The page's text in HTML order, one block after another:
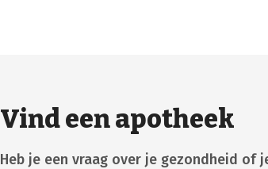
Vind een apotheek
Heb je een vraag over je gezondheid of